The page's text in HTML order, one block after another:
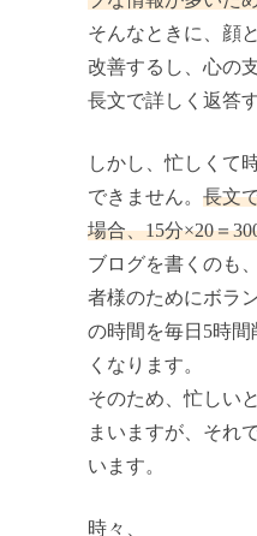
そんなときに、顔
改善するし、心の
長文で詳しく返答
しかし、忙しくて
できません。 長文
場合、15分×20＝
ブログを書くのも
者様のためにボラ
の時間を毎日5時
くなります。
そのため、忙しい
まいますが、それ
います。
時々、